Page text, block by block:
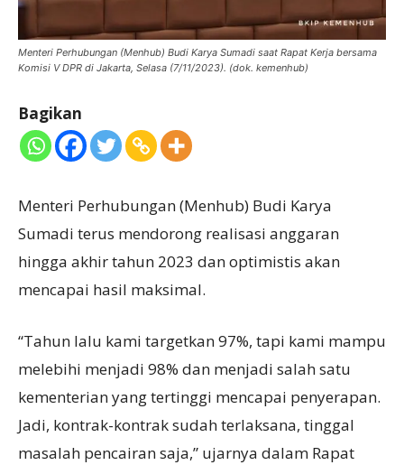
Menteri Perhubungan (Menhub) Budi Karya Sumadi saat Rapat Kerja bersama
Komisi V DPR di Jakarta, Selasa (7/11/2023). (dok. kemenhub)
Bagikan
Menteri Perhubungan (Menhub) Budi Karya
Sumadi terus mendorong realisasi anggaran
hingga akhir tahun 2023 dan optimistis akan
mencapai hasil maksimal.
“Tahun lalu kami targetkan 97%, tapi kami mampu
melebihi menjadi 98% dan menjadi salah satu
kementerian yang tertinggi mencapai penyerapan.
Jadi, kontrak-kontrak sudah terlaksana, tinggal
masalah pencairan saja,” ujarnya dalam Rapat